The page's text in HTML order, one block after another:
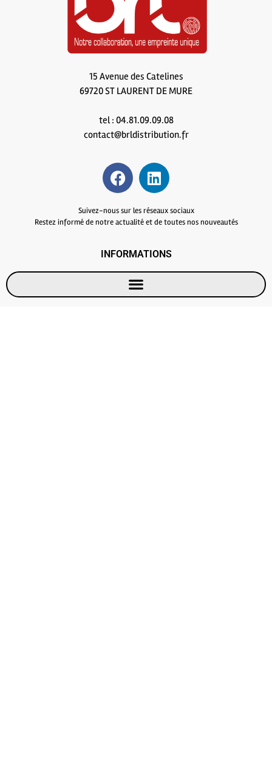
15 Avenue des Catelines
69720 ST LAURENT DE MURE
tel : 04.81.09.09.08
contact@brldistribution.fr
Suivez-nous sur les réseaux sociaux
Restez informé de notre actualité et de toutes nos nouveautés
INFORMATIONS